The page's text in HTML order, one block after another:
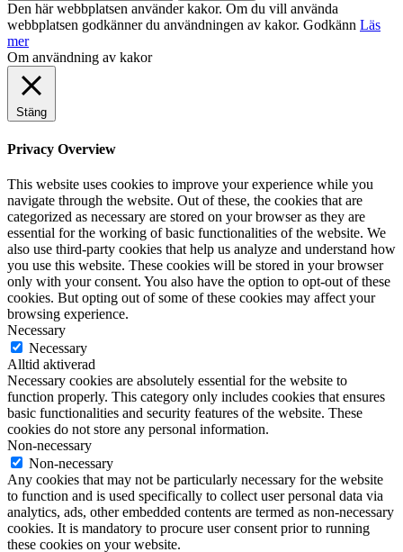
Den här webbplatsen använder kakor. Om du vill använda
webbplatsen godkänner du användningen av kakor. Godkänn Läs
mer
Om användning av kakor
Stäng
Privacy Overview
This website uses cookies to improve your experience while you
navigate through the website. Out of these, the cookies that are
categorized as necessary are stored on your browser as they are
essential for the working of basic functionalities of the website. We
also use third-party cookies that help us analyze and understand how
you use this website. These cookies will be stored in your browser
only with your consent. You also have the option to opt-out of these
cookies. But opting out of some of these cookies may affect your
browsing experience.
Necessary
Necessary
Alltid aktiverad
Necessary cookies are absolutely essential for the website to
function properly. This category only includes cookies that ensures
basic functionalities and security features of the website. These
cookies do not store any personal information.
Non-necessary
Non-necessary
Any cookies that may not be particularly necessary for the website
to function and is used specifically to collect user personal data via
analytics, ads, other embedded contents are termed as non-necessary
cookies. It is mandatory to procure user consent prior to running
these cookies on your website.